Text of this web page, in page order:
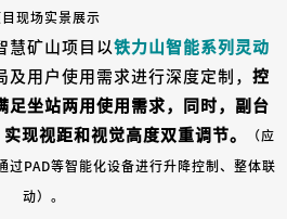
目现场实景展示
慧矿山项目以铁力山智能系列灵动
及用户使用需求进行深度定制， 控
足坐站两用使用需求，同时，副台
现视距和视觉高度双重调节。
（应
过PAD等智能化设备进行升降控制、整体联
动）。